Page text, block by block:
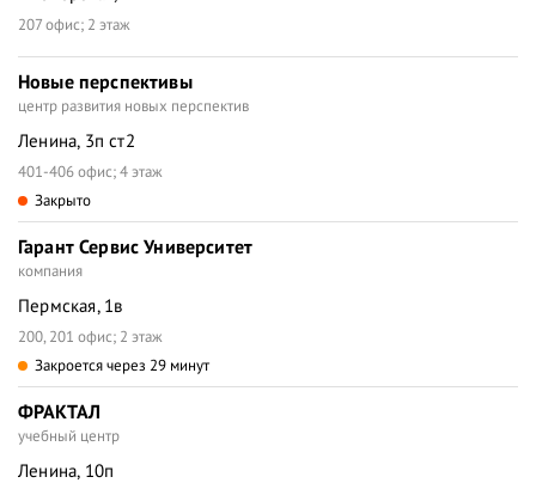
207 офис; 2 этаж
Новые перспективы
центр развития новых перспектив
Ленина, 3п ст2
401-406 офис; 4 этаж
Закрыто
Гарант Сервис Университет
компания
Пермская, 1в
200, 201 офис; 2 этаж
Закроется через 29 минут
ФРАКТАЛ
учебный центр
Ленина, 10п